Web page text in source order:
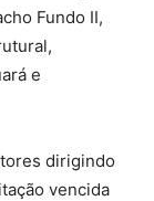
Fundo II,
e
dirigindo
vencida